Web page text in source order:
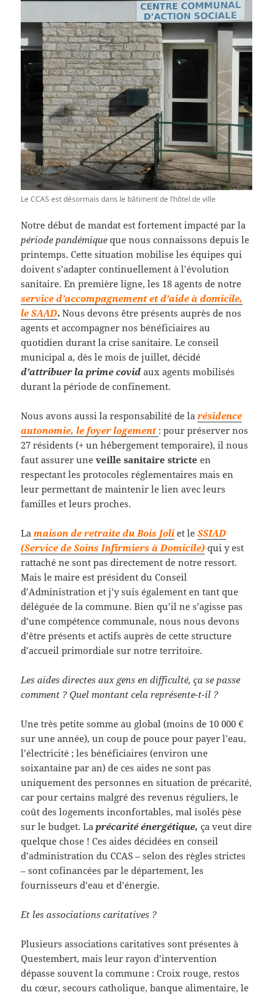
Le CCAS est désormais dans le bâtiment de l’hôtel de ville
Notre début de mandat est fortement impacté par la
période pandémiqueque nous connaissons depuis le
printemps. Cette situation mobilise les équipes qui
doivent s’adapter continuellement à l’évolution
sanitaire. En première ligne, les 18 agents de notre
service d’accompagnement et d’aide à domicile,
le SAAD. Nous devons être présents auprès de nos
agents et accompagner nos bénéficiaires au
quotidien durant la crise sanitaire. Le conseil
municipal a, dès le mois de juillet, décidé
d’attribuer la prime covidaux agents mobilisés
durant la période de confinement.
Nous avons aussi la responsabilité de larésidence
autonomie, le foyer logement : pour préserver nos
27 résidents (+ un hébergement temporaire), il nous
faut assurer uneveille sanitaire stricte en
respectant les protocoles réglementaires mais en
leur permettant de maintenir le lien avec leurs
familles et leurs proches.
Lamaison de retraite du Bois Joli et leSSIAD
(Service de Soins Infirmiers à Domicile) qui y est
rattaché ne sont pas directement de notre ressort.
Mais le maire est président du Conseil
d’Administration et j’y suis également en tant que
déléguée de la commune. Bien qu’il ne s’agisse pas
d’une compétence communale, nous nous devons
d’être présents et actifs auprès de cette structure
d’accueil primordiale sur notre territoire.
Les aides directes aux gens en difficulté, ça se passe
comment ? Quel montant cela représente-t-il ?
Une très petite somme au global (moins de 10 000 €
sur une année), un coup de pouce pour payer l’eau,
l’électricité ; les bénéficiaires (environ une
soixantaine par an) de ces aides ne sont pas
uniquement des personnes en situation de précarité,
car pour certains malgré des revenus réguliers, le
coût des logements inconfortables, mal isolés pèse
sur le budget. Laprécarité énergétique,ça veut dire
quelque chose ! Ces aides décidées en conseil
d’administration du CCAS – selon des règles strictes
– sont cofinancées par le département, les
fournisseurs d’eau et d’énergie.
Et les associations caritatives ?
Plusieurs associations caritatives sont présentes à
Questembert, mais leur rayon d’intervention
dépasse souvent la commune : Croix rouge, restos
du cœur, secours catholique, banque alimentaire, le